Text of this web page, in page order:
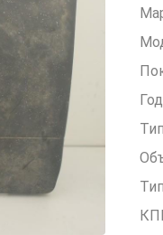
Год